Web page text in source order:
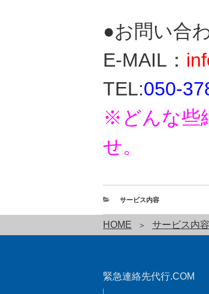
●お問い合
E-MAIL：
TEL:050-
※どんな些
せ。
サービス内容
HOME サービス内容
緊急連絡先代行.COM